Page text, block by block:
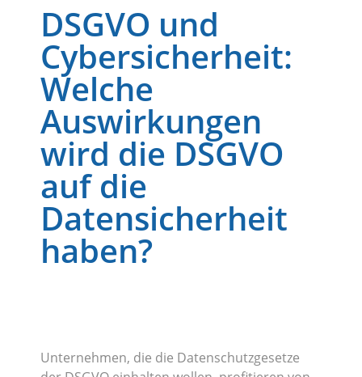
DSGVO und
Cybersicherheit:
Welche
Auswirkungen
wird die DSGVO
auf die
Datensicherheit
haben?
Unternehmen, die die Datenschutzgesetze